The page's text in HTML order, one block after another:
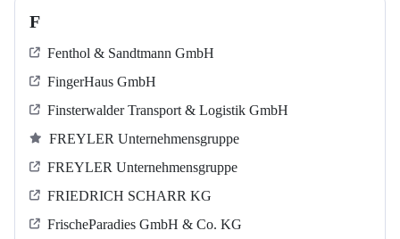
F
Fenthol & Sandtmann GmbH
FingerHaus GmbH
Finsterwalder Transport & Logistik GmbH
FREYLER Unternehmensgruppe
FREYLER Unternehmensgruppe
FRIEDRICH SCHARR KG
FrischeParadies GmbH & Co. KG